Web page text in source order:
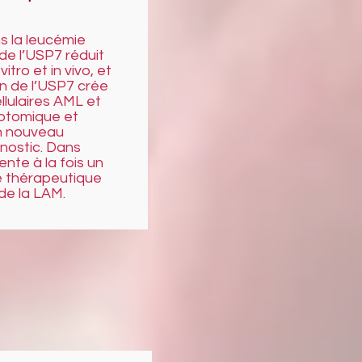
la leucémie
l’USP7 réduit
et in vivo, et
de l’USP7 crée
AML et
et
nouveau
Dans
à la fois un
thérapeutique
la LAM.